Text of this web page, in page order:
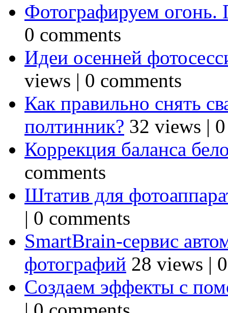
Фотографируем огонь.
0 comments
Идеи осенней
views | 0 comments
Как правильно снять
полтинник? 32 views |
Коррекция баланса
comments
Штатив для
| 0 comments
SmartBrain-сервис
фотографий 28 views |
Создаем эффекты с